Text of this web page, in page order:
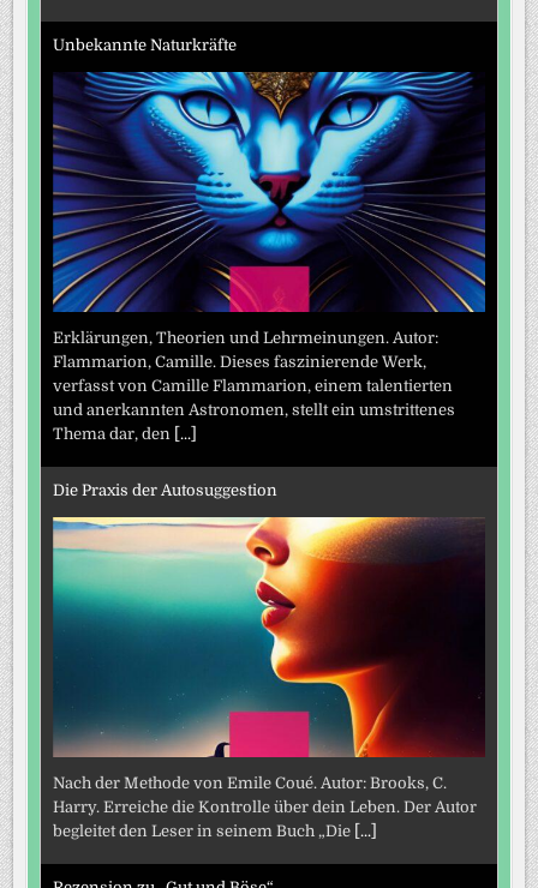
Unbekannte Naturkräfte
Erklärungen, Theorien und Lehrmeinungen. Autor:
Flammarion, Camille. Dieses faszinierende Werk,
verfasst von Camille Flammarion, einem talentierten
und anerkannten Astronomen, stellt ein umstrittenes
Thema dar, den [...]
Die Praxis der Autosuggestion
Nach der Methode von Emile Coué. Autor: Brooks, C.
Harry. Erreiche die Kontrolle über dein Leben. Der Autor
begleitet den Leser in seinem Buch „Die [...]